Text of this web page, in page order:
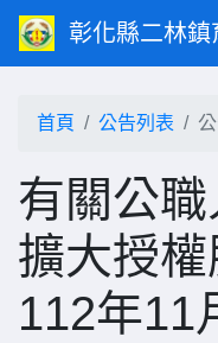
彰化縣二林鎮
首頁 公告列表
有關公
擴大授權
112年11